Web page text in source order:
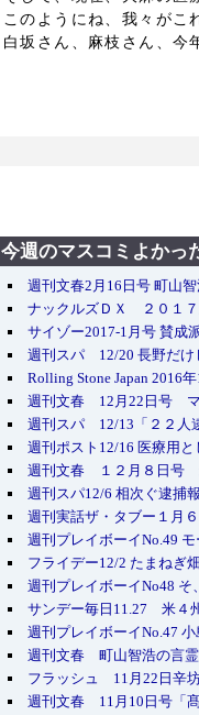
このようにね、我々がこ
白坂さん、麻枝さん、今
今週のマスコミよかっ
週刊文春2月16日号 町山
ナックルズＤＸ ２０１
サイゾー2017-1月号 賛成
週刊スパ 12/20 長野だけ
Rolling Stone Japan 2016
週刊文春 12月22日号 マ
週刊スパ 12/13「２２人
週刊ポスト12/16 医療用
週刊文春 １２月８日号
週刊スパ12/6 相次ぐ逮捕
週刊実話ザ・タブー１月
週刊プレイボーイNo.49
フライデー12/2 たまねぎ
週刊プレイボーイNo48
サンデー毎日11.27 米４
週刊プレイボーイNo.47
週刊文春 町山智浩の言
フラッシュ 11月22日辛
週刊文春 11月10日号「